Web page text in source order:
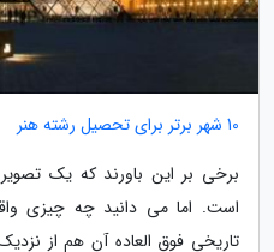
10 شهر برتر برای تحصیل رشته هنر
برخی بر این باورند که یک
است. اما می دانید چه چیزی
تاریخی فوق العاده آن هم از